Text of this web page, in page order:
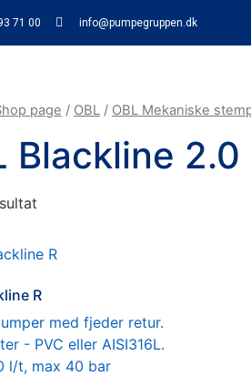
71 00 info@pumpegruppen.dk
page / OBL / OBL Mekaniske
Blackline 2.0
R
med fjeder retur.
- PVC eller AISI316L.
l/t, max 40 bar